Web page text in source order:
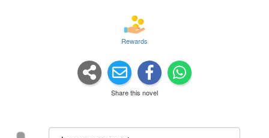
Rewards
Share this novel